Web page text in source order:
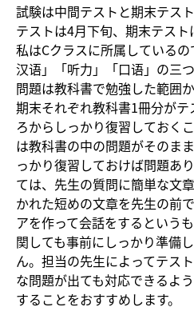
試験は中間テストと期末テス
テストは4月下旬、期末テスト
私はCクラスに所属している
汉语」「听力」「口语」の三
問題は教科書で勉強した範囲
期末それぞれ教科書1冊分が
ろからしっかり復習しておく
は教科書の中の問題がそのま
っかり復習しておけば問題あ
ては、先生の質問に簡単な文
かれた短めの文章を先生の前
アを作って会話をするという
関しても事前にしっかり準備
ん。担当の先生によってテス
な問題が出ても対応できるよ
することをおすすめします。